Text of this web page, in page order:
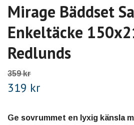
Mirage Bäddset
Enkeltäcke
Redlunds
359 kr
319 kr
Ge sovrummet en lyxig känsla